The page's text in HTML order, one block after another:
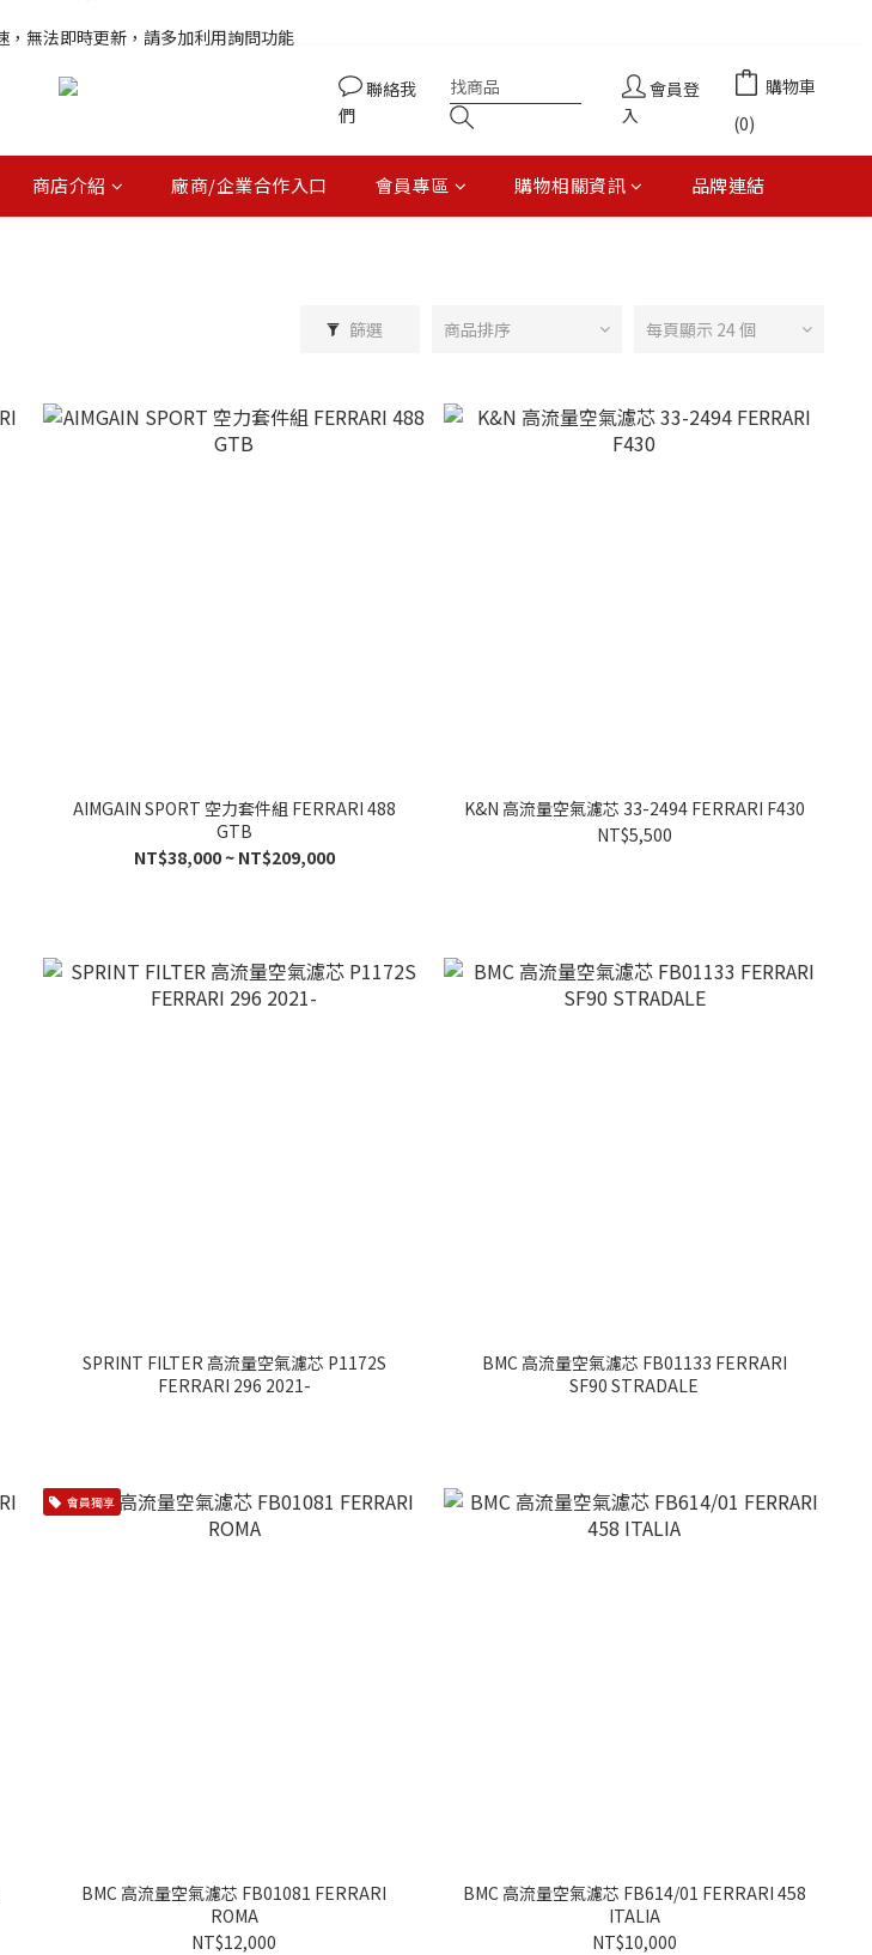
聯絡我
們
會員登
入
購物車
(0)
商店介紹 廠商/企業合作入口 會員專區 購物相關資訊 品牌連結
篩選 商品排序 每頁顯示 24 個
AIMGAIN SPORT 空力套件組 FERRARI 488
GTB
NT$38,000 ~ NT$209,000
K&N 高流量空氣濾芯 33-2494 FERRARI F430
NT$5,500
SPRINT FILTER 高流量空氣濾芯 P1172S
FERRARI 296 2021-
BMC 高流量空氣濾芯 FB01133 FERRARI
SF90 STRADALE
會員獨享
BMC 高流量空氣濾芯 FB01081 FERRARI
ROMA
NT$12,000
BMC 高流量空氣濾芯 FB614/01 FERRARI 458
ITALIA
NT$10,000